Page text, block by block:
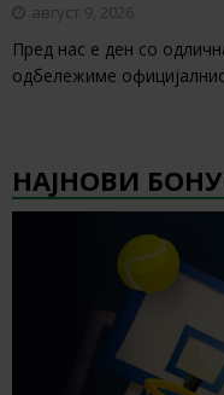
август 9, 2026
Пред нас е ден со
одбележиме
НАЈНОВИ